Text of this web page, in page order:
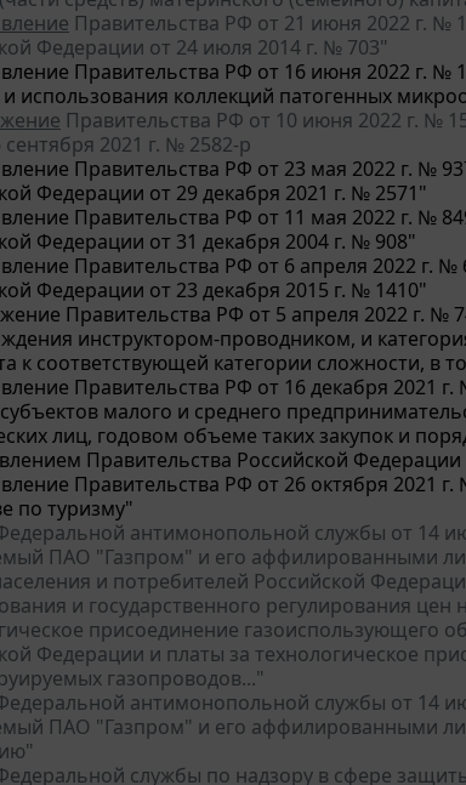
Правительства РФ от 21 июня 2022 г. №
Федерации от 24 июля 2014 г. № 703"
Правительства РФ от 16 июня 2022 г.
использования коллекций патогенных
Правительства РФ от 10 июня 2022 г. №
2021 г. № 2582-р
Правительства РФ от 23 мая 2022 г. №
Федерации от 29 декабря 2021 г. № 2571"
Правительства РФ от 11 мая 2022 г. №
Федерации от 31 декабря 2004 г. № 908"
Правительства РФ от 6 апреля 2022 г.
Федерации от 23 декабря 2015 г. № 1410"
Правительства РФ от 5 апреля 2022 г.
инструктором-проводником, и
к соответствующей категории сложности, в
Правительства РФ от 16 декабря 2021
малого и среднего
лиц, годовом объеме таких закупок и
Правительства Российской
Правительства РФ от 26 октября
по туризму"
антимонопольной службы от 14
ПАО "Газпром" и его аффилированными
и потребителей Российской
и государственного регулирования цен
присоединение газоиспользующего
Федерации и платы за технологическое
газопроводов..."
антимонопольной службы от 14
ПАО "Газпром" и его аффилированными
службы по надзору в сфере